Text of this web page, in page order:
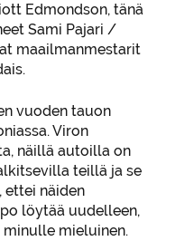
Edmondson, tänä
Sami Pajari /
maailmanmestarit
vuoden tauon
Viron
näillä autoilla on
teillä ja se
ettei näiden
löytää uudelleen,
mieluinen.